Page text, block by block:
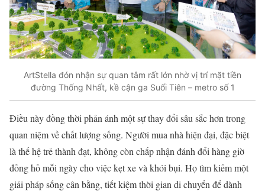
ArtStella đón nhận sự quan tâm rất lớn nhờ vị trí mặt tiền
đường Thống Nhất, kề cận ga Suối Tiên – metro số 1
Điều này đồng thời phản ánh một sự thay đổi sâu sắc hơn trong
quan niệm về chất lượng sống. Người mua nhà hiện đại, đặc biệt
là thế hệ trẻ thành đạt, không còn chấp nhận đánh đổi hàng giờ
đồng hồ mỗi ngày cho việc kẹt xe và khói bụi. Họ tìm kiếm một
giải pháp sống cân bằng, tiết kiệm thời gian di chuyển để dành